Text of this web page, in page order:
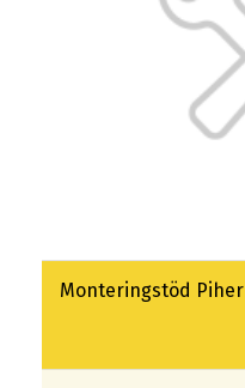
Monteringstöd Piher